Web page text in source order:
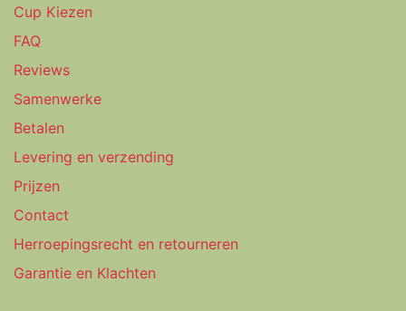
Cup Kiezen
FAQ
Reviews
Samenwerke
Betalen
Levering en verzending
Prijzen
Contact
Herroepingsrecht en retourneren
Garantie en Klachten